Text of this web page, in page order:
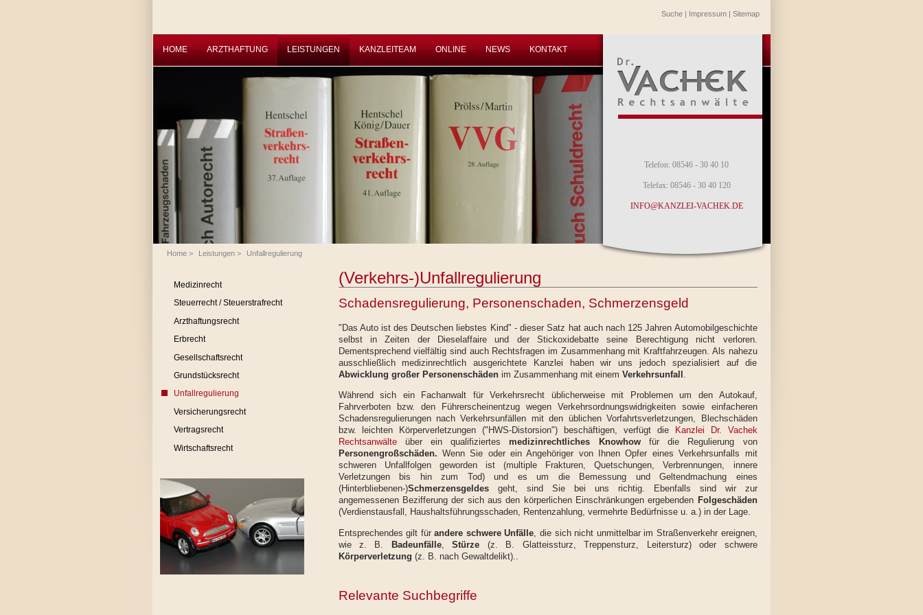
Suche| Impressum| Sitemap
HOME ARZTHAFTUNG LEISTUNGEN KANZLEITEAM ONLINE NEWS KONTAKT
Telefon: 08546 - 30 40 10
Telefax: 08546 - 30 40 120
INFO@KANZLEI-VACHEK.DE
Home> Leistungen> Unfallregulierung
Medizinrecht
Steuerrecht / Steuerstrafrecht
Arzthaftungsrecht
Erbrecht
Gesellschaftsrecht
Grundstücksrecht
Unfallregulierung
Versicherungsrecht
Vertragsrecht
Wirtschaftsrecht
(Verkehrs-)Unfallregulierung
Schadensregulierung, Personenschaden, Schmerzensgeld
"Das Auto ist des Deutschen liebstes Kind" - dieser Satz hat auch nach 125 Jahren Automobilgeschichte
selbst in Zeiten der Dieselaffaire und der Stickoxidebatte seine Berechtigung nicht verloren.
Dementsprechend vielfältig sind auch Rechtsfragen im Zusammenhang mit Kraftfahrzeugen. Als nahezu
ausschließlich medizinrechtlich ausgerichtete Kanzlei haben wir uns jedoch spezialisiert auf die
Abwicklung großer Personenschädenim Zusammenhang mit einem Verkehrsunfall .
Während sich ein Fachanwalt für Verkehrsrecht üblicherweise mit Problemen um den Autokauf,
Fahrverboten bzw. den Führerscheinentzug wegen Verkehrsordnungswidrigkeiten sowie einfacheren
Schadensregulierungen nach Verkehrsunfällen mit den üblichen Vorfahrtsverletzungen, Blechschäden
bzw. leichten Körperverletzungen ("HWS-Distorsion") beschäftigen, verfügt die
Kanzlei Dr. Vachek
Rechtsanwälte über ein qualifiziertesmedizinrechtliches Knowhowfür die Regulierung von
Personengroßschäden. Wenn Sie oder ein Angehöriger von Ihnen Opfer eines Verkehrsunfalls mit
schweren Unfallfolgen geworden ist (multiple Frakturen, Quetschungen, Verbrennungen, innere
Verletzungen bis hin zum Tod) und es um die Bemessung und Geltendmachung eines
(Hinterbliebenen-)Schmerzensgeldes geht, sind Sie bei uns richtig. Ebenfalls sind wir zur
angemessenen Bezifferung der sich aus den körperlichen Einschränkungen ergebenden Folgeschäden
(Verdienstausfall, Haushaltsführungsschaden, Rentenzahlung, vermehrte Bedürfnisse u. a.) in der Lage.
Entsprechendes gilt fürandere schwere Unfälle , die sich nicht unmittelbar im Straßenverkehr ereignen,
wie z. B. Badeunfälle,Stürze (z. B. Glatteissturz, Treppensturz, Leitersturz) oder schwere
Körperverletzung (z. B. nach Gewaltdelikt)..
Relevante Suchbegriffe